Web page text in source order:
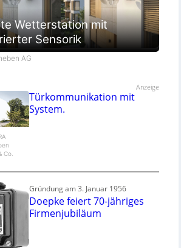
Wetterstation mit
Sensorik
AG
Anzeige
Co.
Türkommunikation mit
System.
Gründung am 3. Januar 1956
Doepke feiert 70-jähriges
Firmenjubiläum